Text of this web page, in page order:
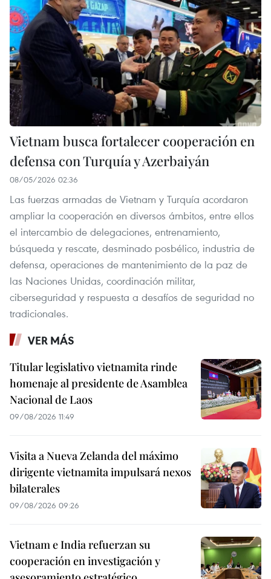
Vietnam busca fortalecer cooperación en
defensa con Turquía y Azerbaiyán
08/05/2026 02:36
Las fuerzas armadas de Vietnam y Turquía acordaron
ampliar la cooperación en diversos ámbitos, entre ellos
el intercambio de delegaciones, entrenamiento,
búsqueda y rescate, desminado posbélico, industria de
defensa, operaciones de mantenimiento de la paz de
las Naciones Unidas, coordinación militar,
ciberseguridad y respuesta a desafíos de seguridad no
tradicionales.
VER MÁS
Titular legislativo vietnamita rinde
homenaje al presidente de Asamblea
Nacional de Laos
09/08/2026 11:49
Visita a Nueva Zelanda del máximo
dirigente vietnamita impulsará nexos
bilaterales
09/08/2026 09:26
Vietnam e India refuerzan su
cooperación en investigación y